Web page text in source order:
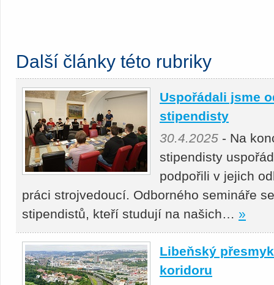
Další články této rubriky
Uspořádali jsme
stipendisty
30.4.2025 - Na
stipendisty
podpořili v jejich
práci strojvedoucí. Odborného semináře
stipendistů, kteří studují na našich… »
Libeňský
koridoru